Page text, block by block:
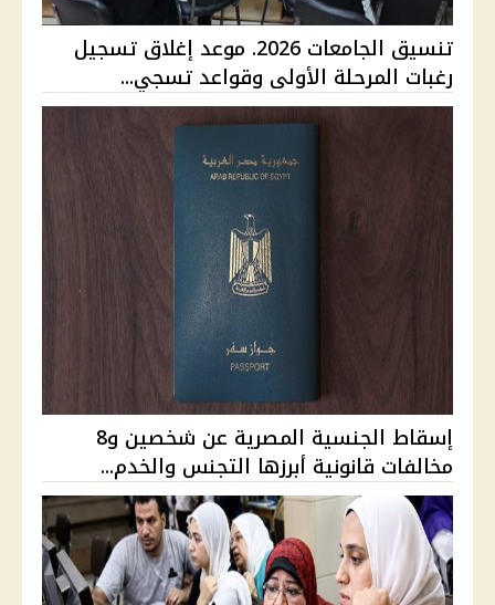
تنسيق الجامعات 2026. موعد إغلاق تسجيل
رغبات المرحلة الأولى وقواعد تسجي...
إسقاط الجنسية المصرية عن شخصين و8
مخالفات قانونية أبرزها التجنس والخدم...